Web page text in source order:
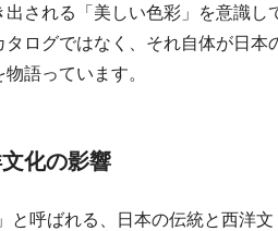
される「美しい色彩」を意識し
ログではなく、それ自体が日本
語っています。
化の影響
と呼ばれる、日本の伝統と西洋文